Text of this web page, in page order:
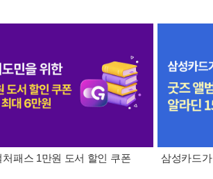
처패스 1만원 도서 할인 쿠폰 삼성카드